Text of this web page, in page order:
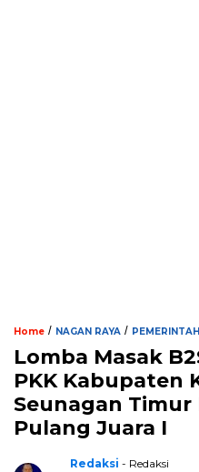
Home / NAGAN RAYA /
Lomba Masak
PKK Kabupaten
Seunagan
Pulang Juara I
Redaksi - Redaksi